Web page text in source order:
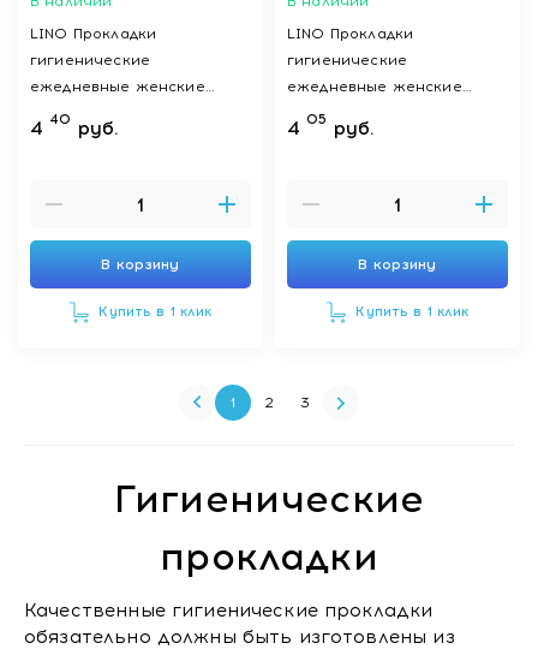
LINO Прокладки
гигиенические
ежедневные женские
хлопко-льняные
Ультратонкие. (BIO)
4 40 руб.
В корзину
Купить в 1 клик
LINO Прокладки
гигиенические
ежедневные женские
хлопко-льняные
Ультратонкие, п/э мяг. уп.
4 05 руб.
В корзину
Купить в 1 клик
1 2 3
Гигиенические
прокладки
Качественные гигиенические прокладки
обязательно должны быть изготовлены из